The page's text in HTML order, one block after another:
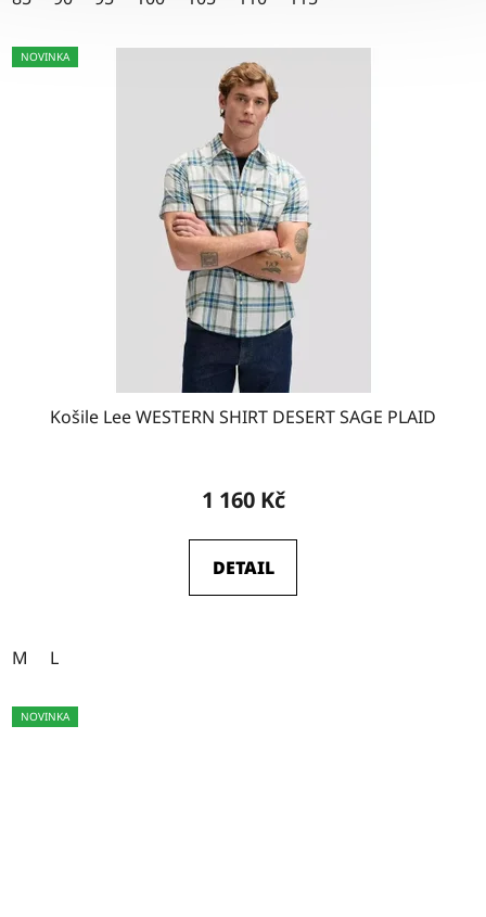
NOVINKA
Košile Lee WESTERN SHIRT DESERT SAGE PLAID
1 160 Kč
DETAIL
M L
NOVINKA